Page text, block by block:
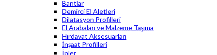
Bantlar
Demirci El Aletleri
Dilatasyon Profilleri
El Arabaları ve Malzeme Taşıma
Hırdavat Aksesuarları
İnşaat Profilleri
İpler